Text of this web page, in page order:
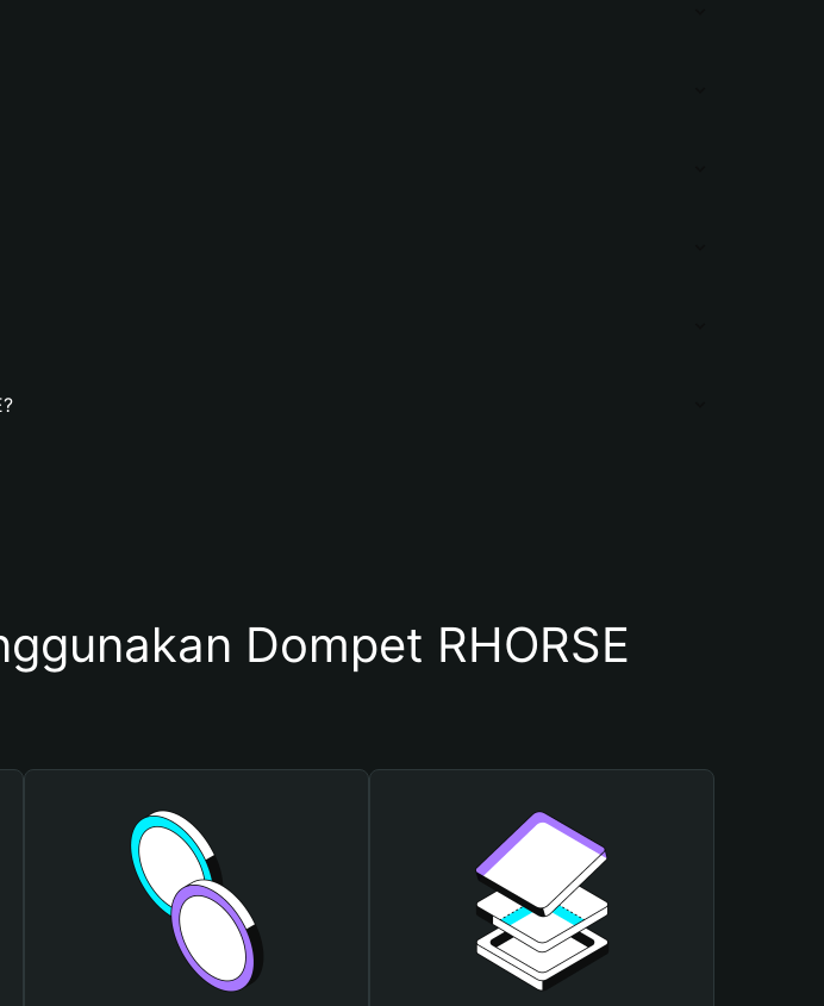
Dompet RHORSE